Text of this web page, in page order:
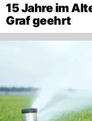
15 Jahre im
Graf geehrt